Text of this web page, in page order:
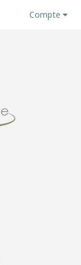
Compte